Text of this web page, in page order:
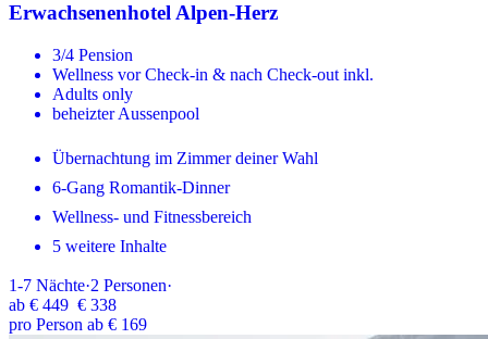
Erwachsenenhotel Alpen-Herz
3/4 Pension
Wellness vor Check-in & nach Check-out inkl.
Adults only
beheizter Aussenpool
Übernachtung im Zimmer deiner Wahl
6-Gang Romantik-Dinner
Wellness- und Fitnessbereich
5 weitere Inhalte
1-7 Nächte·2 Personen·
ab € 449 € 338
pro Person ab € 169